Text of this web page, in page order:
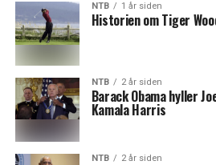
NTB 1 år siden
Historien om Tiger
NTB 2 år siden
Barack Obama hyller
Kamala Harris
NTB 2 år siden